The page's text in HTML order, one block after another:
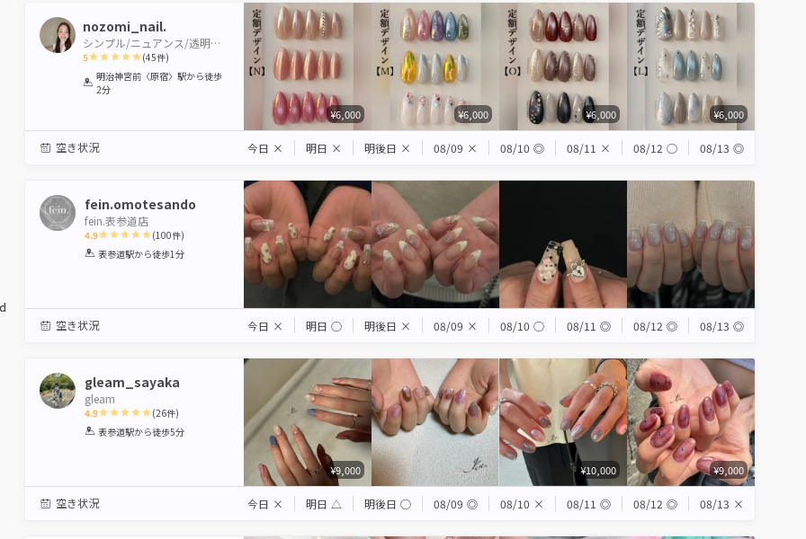
nozomi_nail.
シンプル/ニュアンス/透明感 nailsalon N
5
1
Star
2
Stars
3
Stars
4 5
(45件)
明治神宮前〈原宿〉駅から徒歩
2分
¥6,000 ¥6,000 ¥6,000 ¥6,000
空き状況 今日 × 明日 × 明後日 × 08/09 × 08/10 ◎ 08/11 × 08/12 ◯ 08/13 ◎
fein.omotesando
fein.表参道店
4.9
1 2 3 4 5
(100件)
表参道駅から徒歩1分
空き状況 今日 × 明日 ◯ 明後日 × 08/09 × 08/10 ◯ 08/11 ◎ 08/12 ◎ 08/13 ◎
gleam_sayaka
gleam
4.9
1 2 3 4 5
(26件)
表参道駅から徒歩5分
¥9,000 ¥10,000 ¥9,000
空き状況 今日 × 明日 △ 明後日 ◯ 08/09 ◎ 08/10 × 08/11 ◎ 08/12 ◎ 08/13 ×